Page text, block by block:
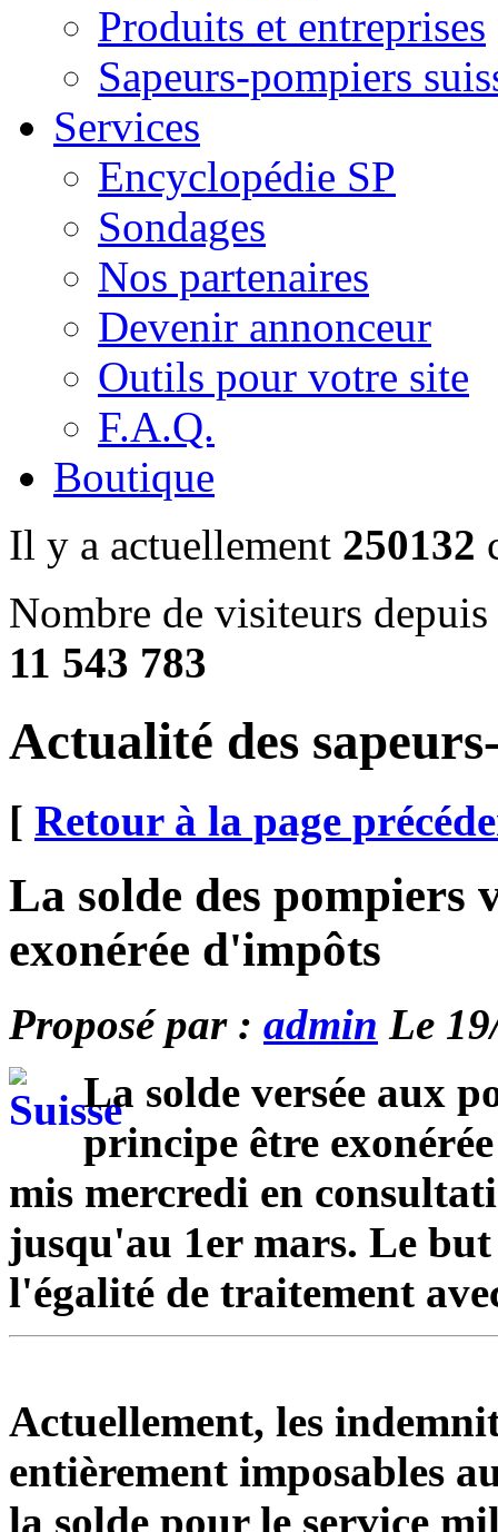
Produits et entreprises
Sapeurs-pompiers
Services
Encyclopédie SP
Sondages
Nos partenaires
Devenir annonceur
Outils pour votre site
F.A.Q.
Boutique
Il y a actuellement 250132
Nombre de visiteurs
11 543 783
Actualité des
[ Retour à la page
La solde des
exonérée d'impôts
Proposé par : admin Le
La solde versée aux
principe être
mis mercredi en
jusqu'au 1er mars. Le
l'égalité de traitement
Actuellement, les
entièrement imposables
la solde pour le service